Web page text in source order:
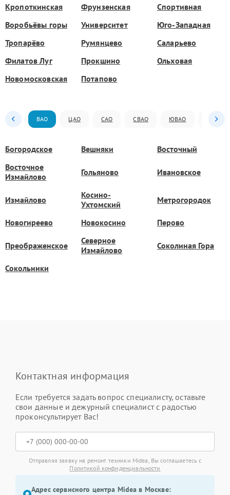
Кропоткинская Фрунзенская
Спортивная
Воробьёвы горы
Университет
Юго-Западная
Тропарёво
Румянцево
Саларьево
Филатов Луг
Прокшино
Ольховая
Новомосковская
Потапово
ВАО ЦАО САО СВАО ЮВАО ЮАО
Богородское Вешняки
Восточный
Восточное
Измайлово
Гольяново Ивановское
Измайлово
Косино-
Ухтомский
Метрогородок
Новогиреево Новокосино Перово
Преображенское
Северное
Измайлово
Соколиная Гора
Сокольники
Контактная информация
Если требуется задать вопрос специалисту, оставьте
свои данные и дежурный специалист с радостью
проконсультирует Вас!
Отправляя заявку на ремонт техники Midea, Вы соглашаетесь с
Политикой конфиденциальности
Адрес сервисного центра Midea в Москве: